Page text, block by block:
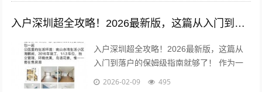
入户深圳超全攻略！2026最新版，这篇从入门到落户的保姆级指南就够了！
入户深圳超全攻略！2026最新版，这篇从
入门到落户的保姆级指南就够了！ 作为一
名在深圳打拼多年，成功“上岸”拿到户口的
2026-02-09 495